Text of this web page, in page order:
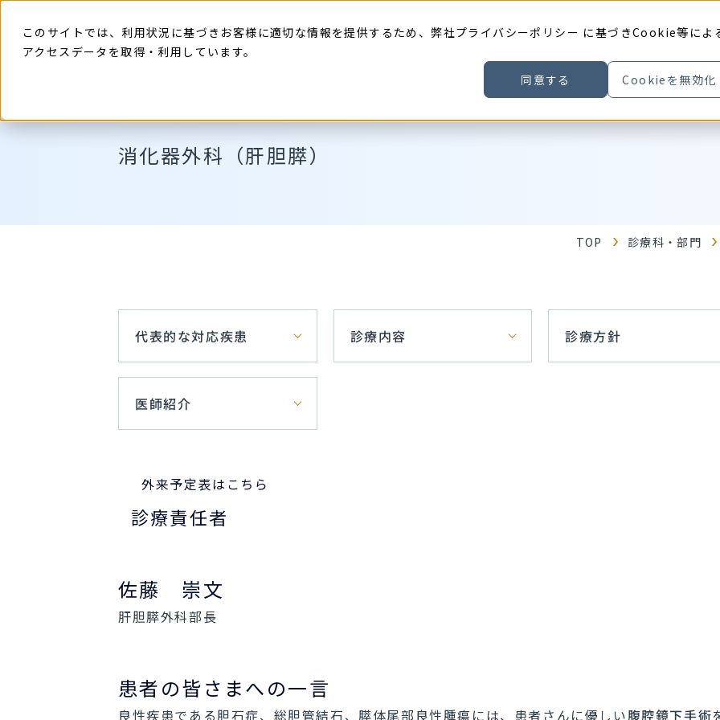
このサイトでは、利用状況に基づきお客様に適切な情報を提供するため、弊社プライバシーポリシー に基づきCookie等によ
アクセスデータを取得・利用しています。
同意する
Cookieを無効化
本
消化器外科（肝胆膵）
TOP 診療科・部門
代表的な対応疾患 診療内容 診療方針
医師紹介
外来予定表はこちら
診療責任者
佐藤 崇文
肝胆膵外科部長
患者の皆さまへの一言
良性疾患である胆石症、総胆管結石、膵体尾部良性腫瘍には、患者さんに優しい腹腔鏡下手術